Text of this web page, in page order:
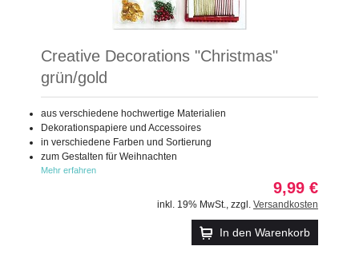
Creative Decorations "Christmas"
grün/gold
aus verschiedene hochwertige Materialien
Dekorationspapiere und Accessoires
in verschiedene Farben und Sortierung
zum Gestalten für Weihnachten
Mehr erfahren
9,99 €
inkl. 19% MwSt. zzgl. Versandkosten
In den Warenkorb